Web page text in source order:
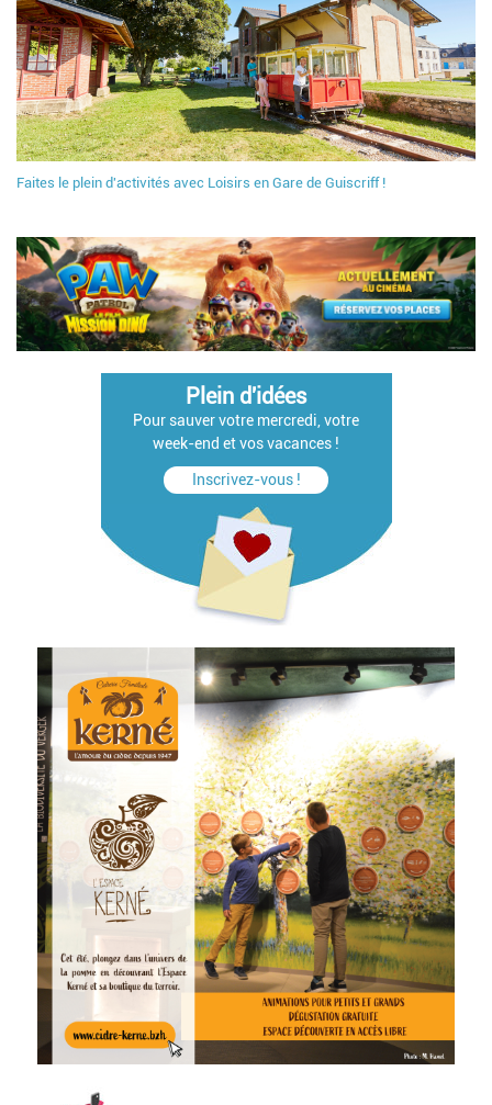
Faites le plein d'activités avec Loisirs en Gare de Guiscriff !
Plein d'idées
Pour sauver votre mercredi, votre
week-end et vos vacances !
Inscrivez-vous !